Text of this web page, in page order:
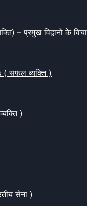
– प्रमुख विद्वानों के
सफल व्यक्ति )
)
सेना )